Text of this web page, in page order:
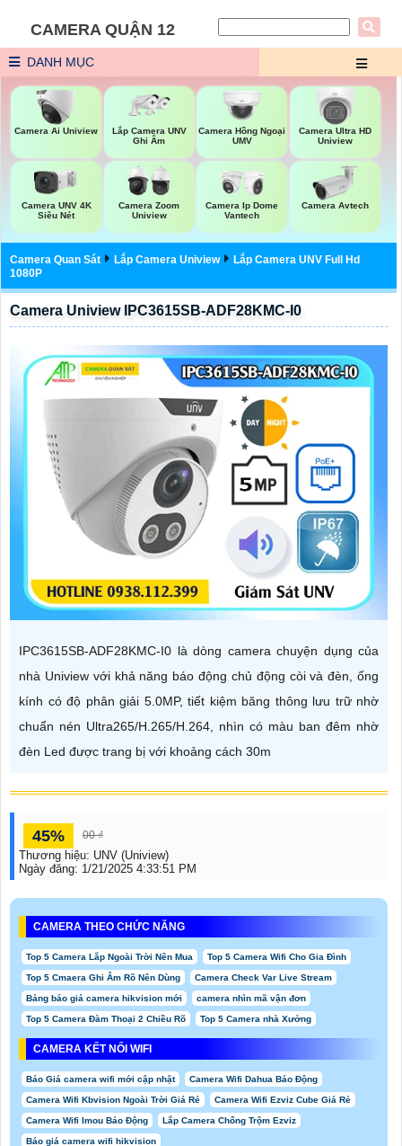
CAMERA QUẬN 12
DANH MỤC
Camera Ai Uniview
Lắp Camera UNV
Ghi Âm
Camera Hồng Ngoại
UMV
Camera Ultra HD
Uniview
Camera UNV 4K
Siêu Nét
Camera Zoom
Uniview
Camera Ip Dome
Vantech
Camera Avtech
Camera Quan Sát Lắp Camera Uniview
Lắp Camera UNV Full Hd
1080P
Camera Uniview IPC3615SB-ADF28KMC-I0
IPC3615SB-ADF28KMC-I0 là dòng camera chuyện dụng của
nhà Uniview với khả năng báo động chủ động còi và đèn, ống
kính có độ phân giải 5.0MP, tiết kiệm băng thông lưu trữ nhờ
chuẩn nén Ultra265/H.265/H.264, nhìn có màu ban đêm nhờ
đèn Led được trang bị với khoảng cách 30m
45% 00 ₫
Thương hiệu: UNV (Uniview)
Ngày đăng: 1/21/2025 4:33:51 PM
CAMERA THEO CHỨC NĂNG
Top 5 Camera Lắp Ngoài Trời Nên Mua Top 5 Camera Wifi Cho Gia Đình
Top 5 Cmaera Ghi Âm Rõ Nên Dùng Camera Check Var Live Stream
Bảng báo giá camera hikvision mới camera nhìn mã vận đơn
Top 5 Camera Đàm Thoại 2 Chiều Rõ Top 5 Camera nhà Xưởng
CAMERA KẾT NỐI WIFI
Báo Giá camera wifi mới cập nhật Camera Wifi Dahua Báo Động
Camera Wifi Kbvision Ngoài Trời Giá Rẻ Camera Wifi Ezviz Cube Giá Rẻ
Camera Wifi Imou Báo Động Lắp Camera Chống Trộm Ezviz
Báo giá camera wifi hikvision